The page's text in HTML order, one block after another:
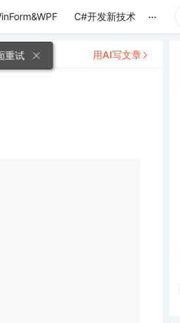
C#开发新技术 ...
用AI写文章
重试